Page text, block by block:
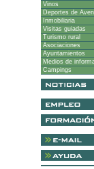
Vinos
Deportes de
Inmobiliaria
Visitas guiadas
Turismo rural
Asociaciones
Ayuntamientos
Medios de
Campings